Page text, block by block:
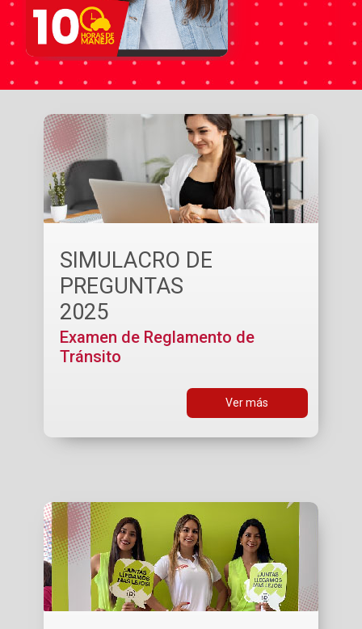
SIMULACRO DE
PREGUNTAS
2025
Examen de Reglamento de
Tránsito
Ver más